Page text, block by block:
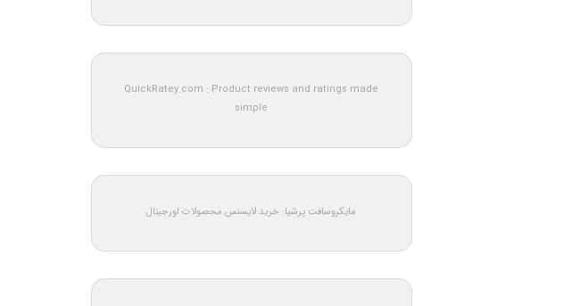
QuickRatey.com : Product reviews and ratings made
simple
مایکروسافت پرشیا: خرید لایسنس محصولات اورجینال